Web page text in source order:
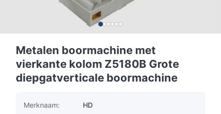
Metalen boormachine met
vierkante kolom Z5180B Grote
diepgatverticale boormachine
Merknaam:
HD